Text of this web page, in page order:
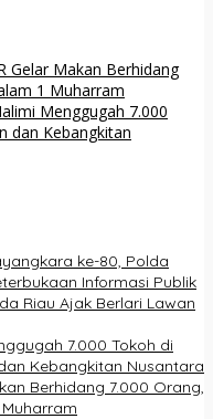
Gelar Makan Berhidang
1 Muharram
Menggugah 7.000
dan Kebangkitan
ke-80, Polda
Informasi Publik
Riau Ajak Berlari Lawan
7.000 Tokoh di
Kebangkitan Nusantara
Berhidang 7.000 Orang,